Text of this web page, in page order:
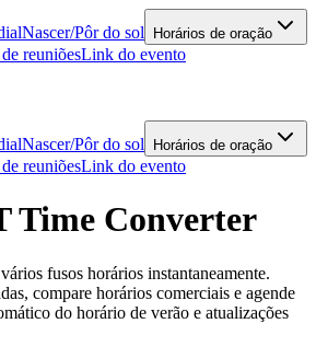
Nascer/Pôr do sol Horários de oração
reuniõesLink do evento
Nascer/Pôr do sol Horários de oração
reuniõesLink do evento
Time Converter
fusos horários instantaneamente.
compare horários comerciais e agende
do horário de verão e atualizações